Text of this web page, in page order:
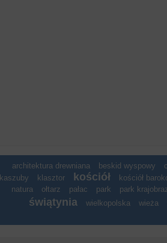
architektura drewniana beskid wyspowy
kaszuby
klasztor kościół kościół
natura
ołtarz pałac park park
świątynia wielkopolska wieża